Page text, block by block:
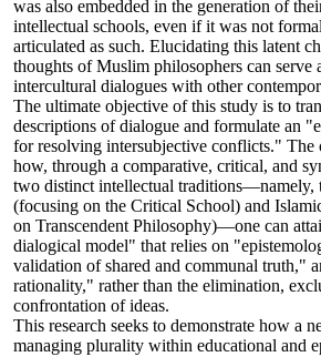
was also embedded in the generation of
intellectual schools, even if it was not
articulated as such. Elucidating this latent
thoughts of Muslim philosophers can serve
intercultural dialogues with other
The ultimate objective of this study is to
descriptions of dialogue and formulate an
for resolving intersubjective conflicts." The
how, through a comparative, critical, and
two distinct intellectual traditions—namely,
(focusing on the Critical School) and
on Transcendent Philosophy)—one can
dialogical model" that relies on
validation of shared and communal truth,"
rationality," rather than the elimination,
confrontation of ideas.
This research seeks to demonstrate how a
managing plurality within educational and